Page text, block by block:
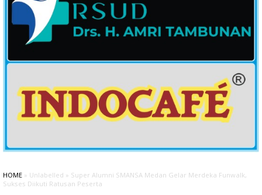
HOME » Unlabelled » Super Alumni SMANSA Medan Gelar Merdeka Funwalk,
Sukses Diikuti Ratusan Peserta